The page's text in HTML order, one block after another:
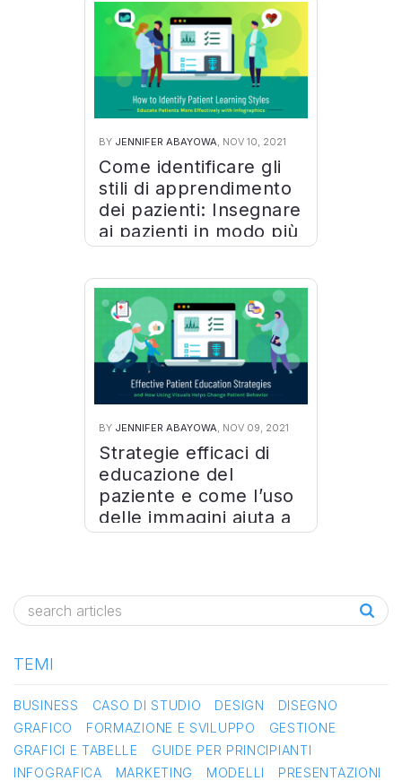
BY JENNIFER ABAYOWA, NOV 10, 2021
Come identificare gli
stili di apprendimento
dei pazienti: Insegnare
ai pazienti in modo più
efficace con le
infografiche
BY JENNIFER ABAYOWA, NOV 09, 2021
Strategie efficaci di
educazione del
paziente e come l’uso
delle immagini aiuta a
cambiare il
TEMI
BUSINESS CASO DI STUDIO DESIGN
DISEGNO
GRAFICO
FORMAZIONE E SVILUPPO
GESTIONE
GRAFICI E TABELLE
GUIDE PER PRINCIPIANTI
INFOGRAFICA
MARKETING MODELLI
PRESENTAZIONI